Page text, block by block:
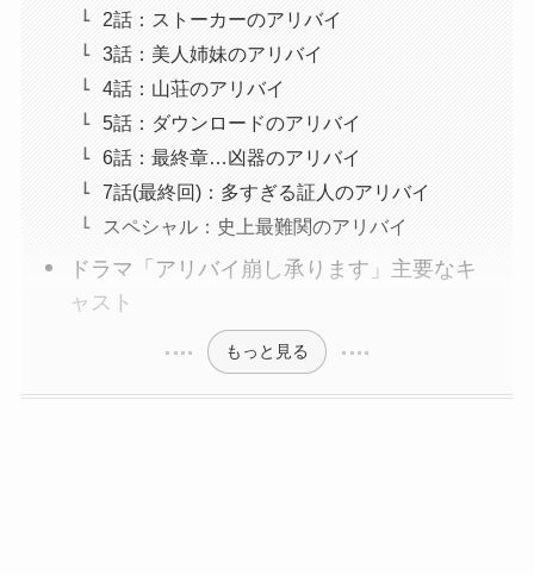
2話：ストーカーのアリバイ
3話：美人姉妹のアリバイ
4話：山荘のアリバイ
5話：ダウンロードのアリバイ
6話：最終章…凶器のアリバイ
7話(最終回)：多すぎる証人のアリバイ
スペシャル：史上最難関のアリバイ
ドラマ「アリバイ崩し承ります」主要なキ
ャスト
もっと見る